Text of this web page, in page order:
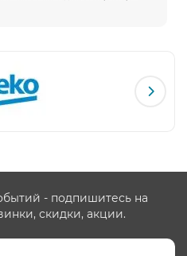
- подпишитесь на
скидки, акции.